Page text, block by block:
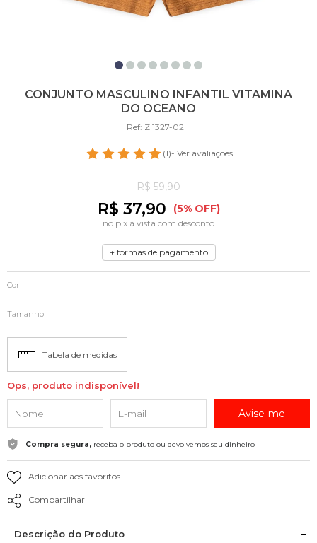
CONJUNTO MASCULINO INFANTIL VITAMINA
DO OCEANO
Ref: ZI1327-02
(1)- Ver avaliações
R$ 59,90
R$ 37,90 (5% OFF)
no pix à vista com desconto
+ formas de pagamento
Cor
Tamanho
Tabela de medidas
Ops, produto indisponível!
Avise-me
Compra segura, receba o produto ou devolvemos seu dinheiro
Adicionar aos favoritos
Compartilhar
Descrição do Produto